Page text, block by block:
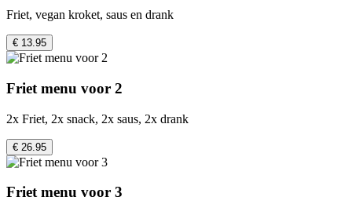
Friet, vegan kroket, saus en drank
€ 13.95
Friet menu voor 2
2x Friet, 2x snack, 2x saus, 2x drank
€ 26.95
Friet menu voor 3